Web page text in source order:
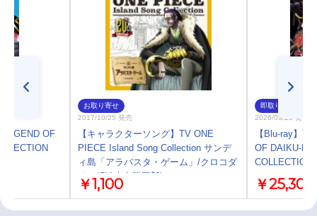
OF
お取り寄せ
2017/10/25 発売
【キャラクターソング】TV ONE
PIECE Island Song Collection サンデ
ィ島「アラバスタ・ゲーム」/クロコダ
イル(CV.大友龍三郎)
￥1,100
即取り
2026/03/25 発売
【Blu-ray】
OF DAIKU-
COLLECTION
￥25,300